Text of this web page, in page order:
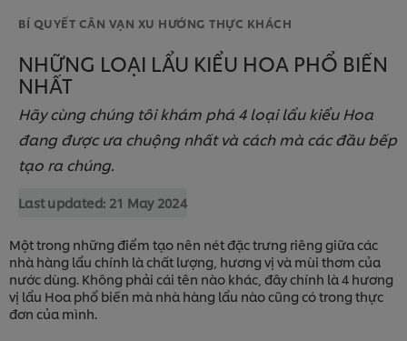
BÍ QUYẾT CÂN VẠN XU HƯỚNG THỰC KHÁCH
NHỮNG LOẠI LẨU KIỂU HOA PHỔ BIẾN
NHẤT
Hãy cùng chúng tôi khám phá 4 loại lẩu kiểu Hoa
đang được ưa chuộng nhất và cách mà các đầu bếp
tạo ra chúng.
Last updated: 21 May 2024
Một trong những điểm tạo nên nét đặc trưng riêng giữa các
nhà hàng lẩu chính là chất lượng, hương vị và mùi thơm của
nước dùng. Không phải cái tên nào khác, đây chính là 4 hương
vị lẩu Hoa phổ biến mà nhà hàng lẩu nào cũng có trong thực
đơn của mình.